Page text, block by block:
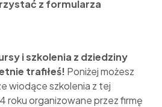
z formularza
i szkolenia z dziedziny
trafiłeś! Poniżej możesz
wiodące szkolenia z tej
roku organizowane przez firmę